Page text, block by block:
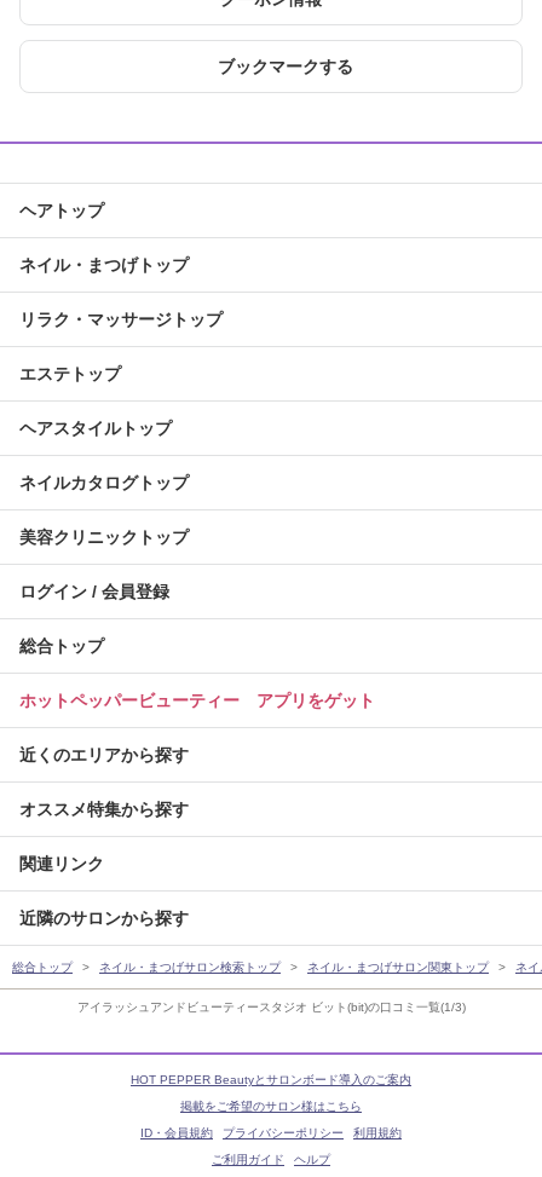
アイラッシュアンドビューティースタジオ ビット(bit)の口コミ一覧(1/3)
ブックマークする
ヘアトップ
ネイル・まつげトップ
リラク・マッサージトップ
エステトップ
ヘアスタイルトップ
ネイルカタログトップ
美容クリニックトップ
ログイン / 会員登録
総合トップ
ホットペッパービューティー アプリをゲット
近くのエリアから探す
オススメ特集から探す
関連リンク
近隣のサロンから探す
総合トップ ネイル・まつげサロン検索トップ ネイル・まつげサロン関東トップ ネ
HOT PEPPER Beautyとサロンボード導入のご案内
掲載をご希望のサロン様はこちら
ID・会員規約
プライバシーポリシー
利用規約
ご利用ガイド
ヘルプ